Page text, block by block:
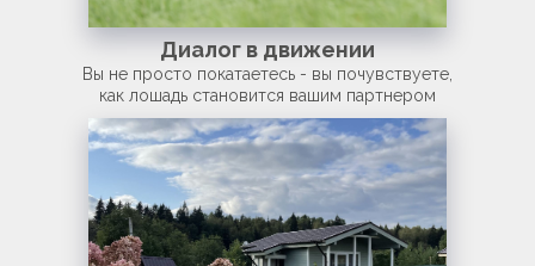
Диалог в движении
Вы не просто покатаетесь - вы почувствуете,
как лошадь становится вашим партнером